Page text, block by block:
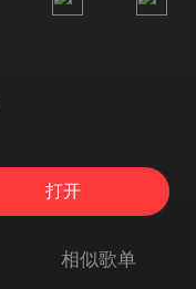
的生活）
Romeo
的生活）
打开
相似歌单